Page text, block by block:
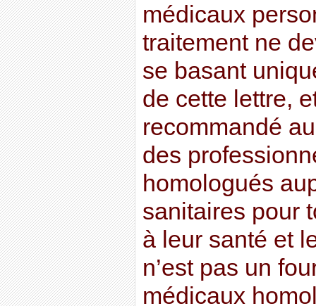
médicaux
traitement ne
se basant
de cette lettre,
recommandé
des
homologués
sanitaires pour
à leur santé et
n’est pas un
médicaux